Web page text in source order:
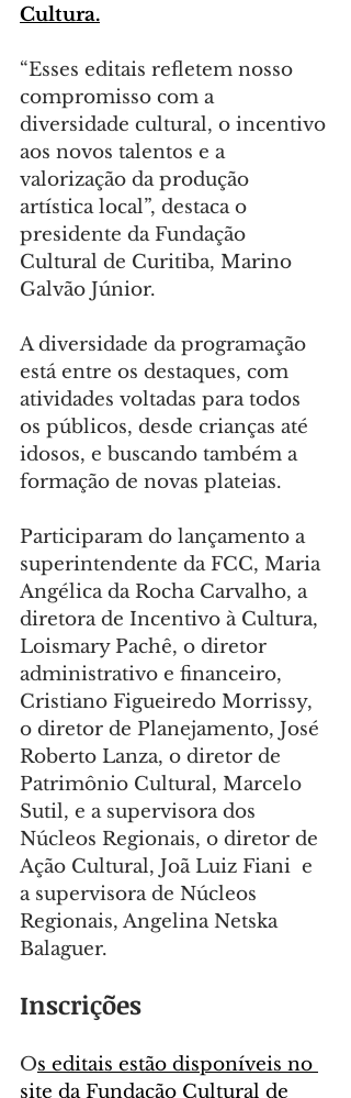
Cultura.
“Esses editais refletem nosso
compromisso com a
diversidade cultural, o incentivo
aos novos talentos e a
valorização da produção
artística local”, destaca o
presidente da Fundação
Cultural de Curitiba, Marino
Galvão Júnior.
A diversidade da programação
está entre os destaques, com
atividades voltadas para todos
os públicos, desde crianças até
idosos, e buscando também a
formação de novas plateias.
Participaram do lançamento a
superintendente da FCC, Maria
Angélica da Rocha Carvalho, a
diretora de Incentivo à Cultura,
Loismary Pachê, o diretor
administrativo e financeiro,
Cristiano Figueiredo Morrissy,
o diretor de Planejamento, José
Roberto Lanza, o diretor de
Patrimônio Cultural, Marcelo
Sutil, e a supervisora dos
Núcleos Regionais, o diretor de
Ação Cultural, Joã Luiz Fiani  e
a supervisora de Núcleos
Regionais, Angelina Netska
Balaguer.
Inscrições
Os editais estão disponíveis no
site da Fundação Cultural de